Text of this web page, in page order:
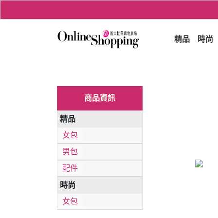
精品 時尚
商品資訊
精品
女包
男包
配件
時尚
女包